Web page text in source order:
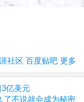
社区 百度贴吧 更多
亿美元
了不说就会成为秘密